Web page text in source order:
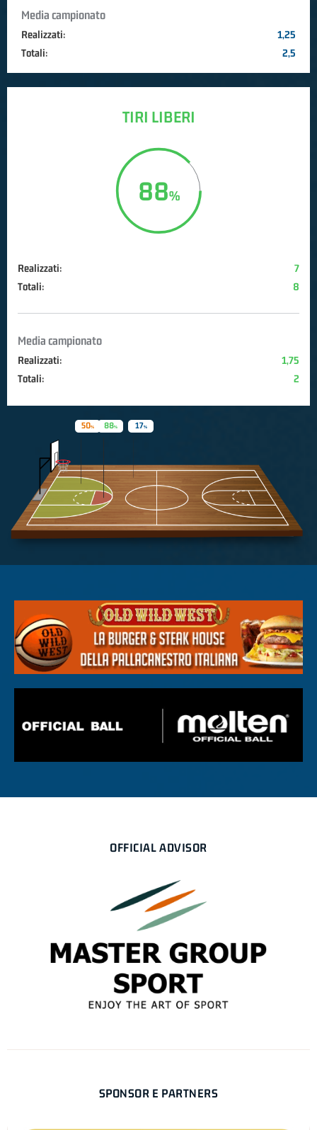
Media campionato
Realizzati:
1,25
Totali:
2,5
TIRI LIBERI
88
Realizzati:
7
Totali:
8
Media campionato
Realizzati:
1,75
Totali:
2
88
50 17
OFFICIAL ADVISOR
SPONSOR E PARTNERS